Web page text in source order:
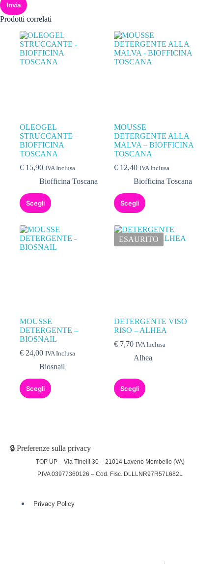
Invia
Prodotti correlati
OLEOGEL
STRUCCANTE –
BIOFFICINA
TOSCANA
€ 15,90 IVA Inclusa
Biofficina Toscana
Scegli
MOUSSE
DETERGENTE ALLA
MALVA – BIOFFICINA
TOSCANA
€ 12,40 IVA Inclusa
Biofficina Toscana
Scegli
MOUSSE
DETERGENTE –
BIOSNAIL
€ 24,00 IVA Inclusa
Biosnail
Scegli
ESAURITO
DETERGENTE VISO
RISO – ALHEA
€ 7,70 IVA Inclusa
Alhea
Scegli
🔒 Preferenze sulla privacy
TOP UP – Via Tinelli 30 – 21014 Laveno Mombello (VA)
P.IVA 03977360126 – Cod. Fisc. DLLLNR97R57L682L
Privacy Policy(function (w,d) {var loader = function () {var s =